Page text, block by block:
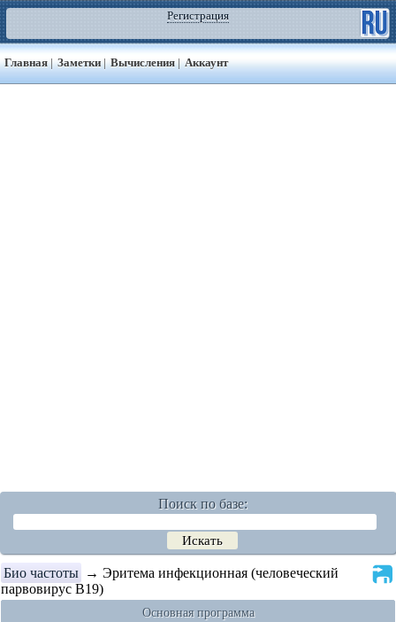
Регистрация
Главная | Заметки | Вычисления | Аккаунт
Поиск по базе:
Био частоты → Эритема инфекционная (человеческий
парвовирус В19)
Основная программа